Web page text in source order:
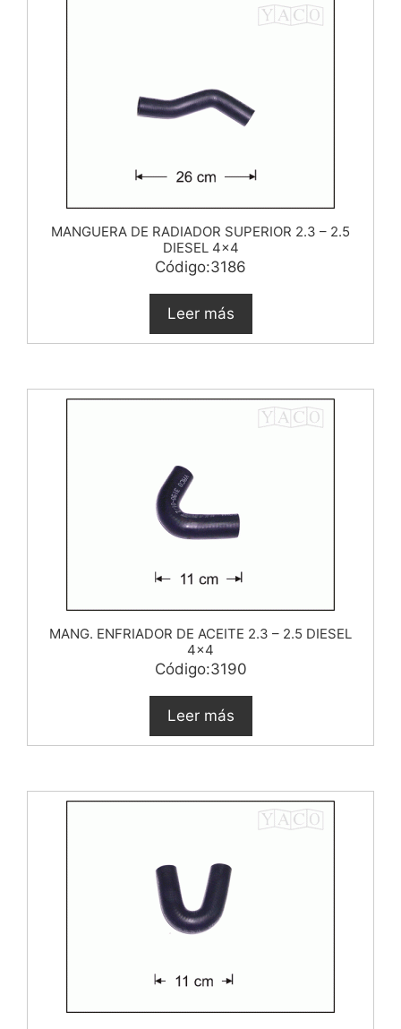
MANGUERA DE RADIADOR SUPERIOR 2.3 – 2.5
DIESEL 4×4
Código:3186
Leer más
MANG. ENFRIADOR DE ACEITE 2.3 – 2.5 DIESEL
4×4
Código:3190
Leer más